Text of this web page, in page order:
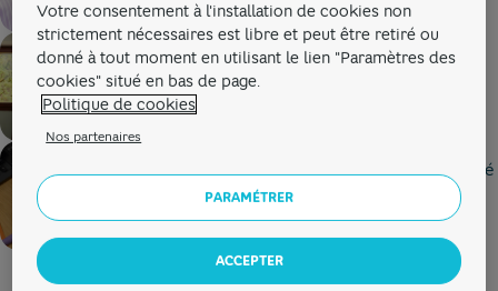
Publié le05/01/2023 par Apolline
Le guide du futur retraité pour micro-
entrepreneur
10 choses à savoir sur l’assurance Responsabilité
Pagination Précédent 1 2
Votre consentement à l'installation de cookies non
strictement nécessaires est libre et peut être retiré ou
donné à tout moment en utilisant le lien "Paramètres des
cookies" situé en bas de page.
Politique de cookies
Nos partenaires
PARAMÉTRER
ACCEPTER